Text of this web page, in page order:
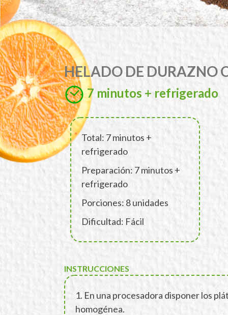
HELADO DE DURAZNO
7 minutos + refrigerado
Total: 7 minutos +
refrigerado
Preparación: 7 minutos +
refrigerado
Porciones: 8 unidades
Dificultad: Fácil
INSTRUCCIONES
1. En una procesadora disponer los
homogénea.